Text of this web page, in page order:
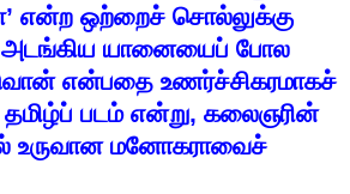
’ என்ற ஒற்றைச் சொல்லுக்கு
அடங்கிய யானையைப் போல
என்பதை உணர்ச்சிகரமாகச்
தமிழ்ப் படம் என்று, கலைஞரின்
உருவான மனோகராவைச்